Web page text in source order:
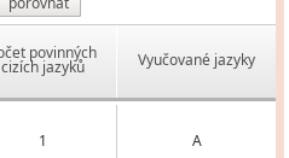
povinných
cizích jazyků Vyučované jazyky
1 A